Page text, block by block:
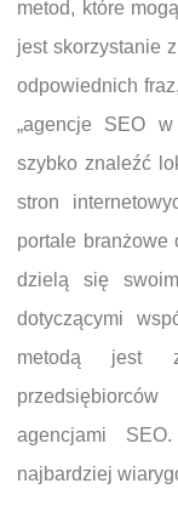
metod, które
jest skorzystanie
odpowiednich
„agencje SEO
szybko znaleźć
stron
portale branżowe
dzielą się
dotyczącymi
metodą jest
agencjami
najbardziej